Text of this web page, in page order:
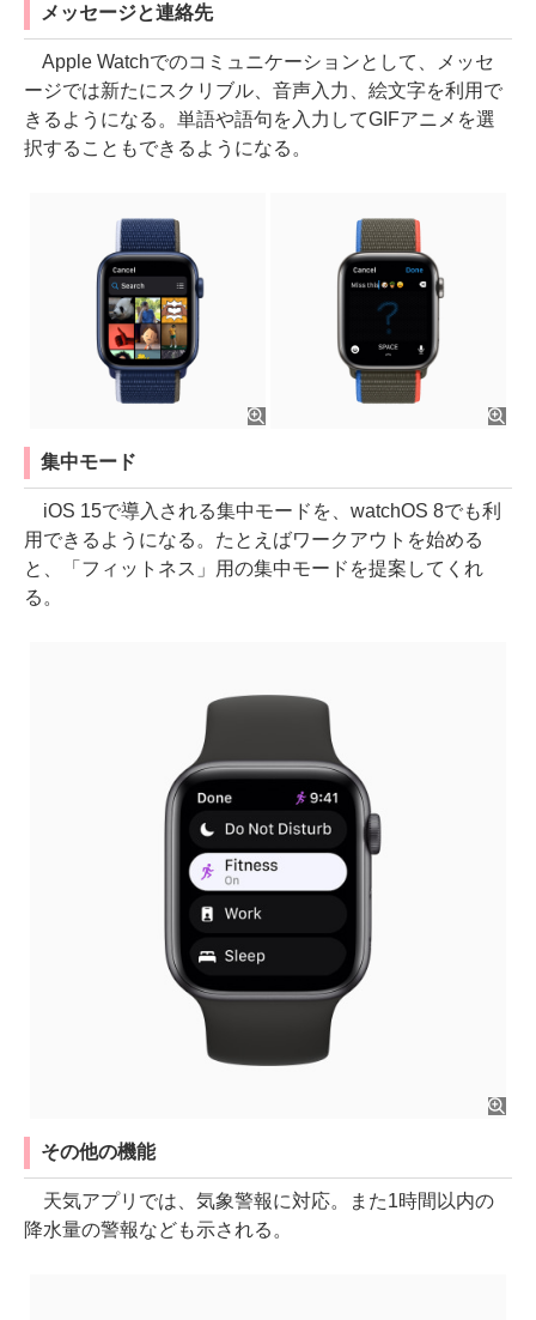
メッセージと連絡先
Apple Watchでのコミュニケーションとして、メッセ
ージでは新たにスクリブル、音声入力、絵文字を利用で
きるようになる。単語や語句を入力してGIFアニメを選
択することもできるようになる。
集中モード
iOS 15で導入される集中モードを、watchOS 8でも利
用できるようになる。たとえばワークアウトを始める
と、「フィットネス」用の集中モードを提案してくれ
る。
その他の機能
天気アプリでは、気象警報に対応。また1時間以内の
降水量の警報なども示される。